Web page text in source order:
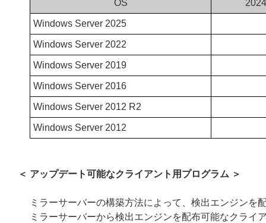
OS
Windows Server 2025
Windows Server 2022
Windows Server 2019
Windows Server 2016
Windows Server 2012 R2
Windows Server 2012
＜ アップデート可能なクライアント用プログラム ＞
ミラーサーバーの構築方法によって、検出エンジンを
ミラーサーバーから検出エンジンを配布可能なクラ